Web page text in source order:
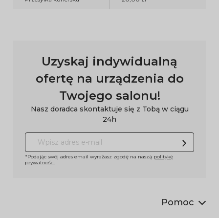
Uzyskaj indywidualną
ofertę na urządzenia do
Twojego salonu!
Nasz doradca skontaktuje się z Tobą w ciągu
24h
*Podając swój adres email wyrażasz zgodę na naszą politykę
prywatności
Pomoc